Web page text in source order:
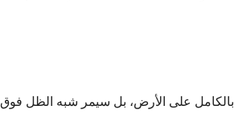
على الأرض، بل سيمر شبه الظل فوق